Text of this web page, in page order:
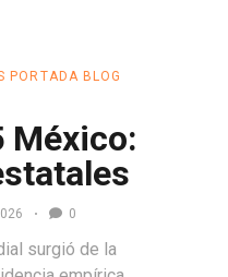
PORTADA BLOG
México:
0
surgió de la